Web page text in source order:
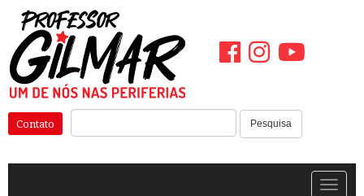
Pular
para
o
conteúdo
Pesquisa
Contato